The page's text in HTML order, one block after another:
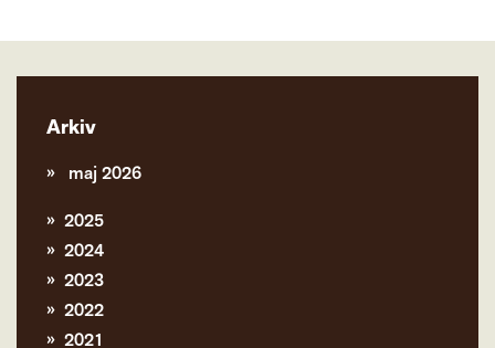
Arkiv
maj 2026
2025
2024
2023
2022
2021